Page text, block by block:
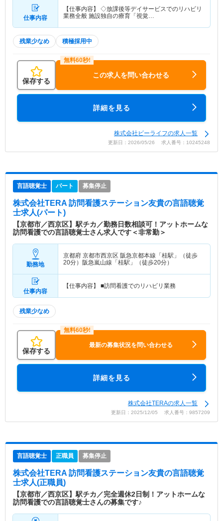
仕事内容
【仕事内容】 ◇放課後等デイサービスでのリハビリ
業務全般 施設独自の療育「視覚…
残業少なめ 積極採用中
保存する
この求人を問い合わせる
詳細を見る
株式会社ビーライフの求人一覧
更新日：2026/05/26 求人番号：10245248
言語聴覚士 パート 募集停止
株式会社TERA 訪問看護ステーション友貴の言語聴覚
士求人(パート)
【京都市／西京区】駅チカ／勤務日数相談可！アットホームな
訪問看護での言語聴覚士さん求人です＜非常勤＞
勤務地
京都府 京都市西京区 阪急京都本線「桂駅」（徒歩
20分）阪急嵐山線「桂駅」（徒歩20分）
仕事内容
【仕事内容】 ■訪問看護でのリハビリ業務
残業少なめ
保存する
最新の募集状況を問い合わせる
詳細を見る
株式会社TERAの求人一覧
更新日：2025/12/05 求人番号：9857209
言語聴覚士 正職員 募集停止
株式会社TERA 訪問看護ステーション友貴の言語聴覚
士求人(正職員)
【京都市／西京区】駅チカ／完全週休2日制！アットホームな
訪問看護での言語聴覚士さんの募集です♪